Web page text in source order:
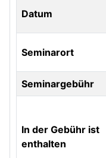
Datum
Seminarort
Seminargebühr
In der Gebühr ist
enthalten